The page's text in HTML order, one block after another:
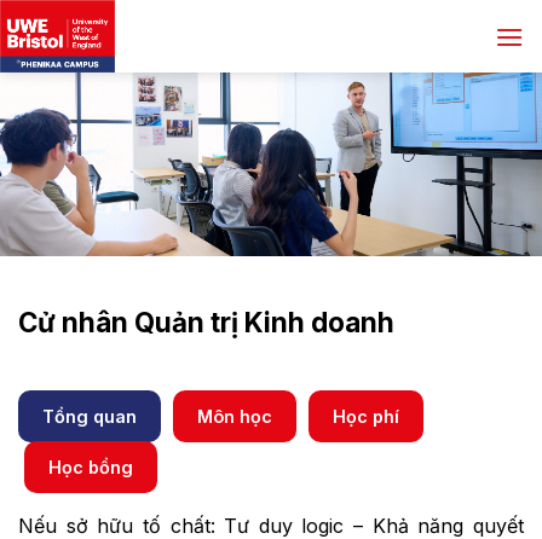
Skip
to
content
Cử nhân Quản trị Kinh doanh
Tổng quan Môn học Học phí
Học bổng
Nếu sở hữu tố chất: Tư duy logic – Khả năng quyết